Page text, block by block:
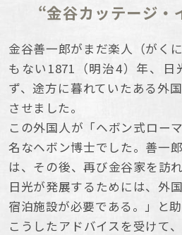
“金谷カッテージ・
金谷善一郎がまだ楽人（がく
もない1871（明治4）年、
ず、途方に暮れていたある外
させました。
この外国人が「ヘボン式ロー
名なヘボン博士でした。善一
は、その後、再び金谷家を訪
日光が発展するためには、外
宿泊施設が必要である。」と助
こうしたアドバイスを受けて